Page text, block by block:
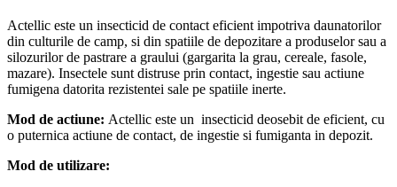
Actellic este un insecticid de contact eficient impotriva daunatorilor
din culturile de camp, si din spatiile de depozitare a produselor sau a
silozurilor de pastrare a graului (gargarita la grau, cereale, fasole,
mazare). Insectele sunt distruse prin contact, ingestie sau actiune
fumigena datorita rezistentei sale pe spatiile inerte.
Mod de actiune: Actellic este un insecticid deosebit de eficient, cu
o puternica actiune de contact, de ingestie si fumiganta in depozit.
Mod de utilizare: